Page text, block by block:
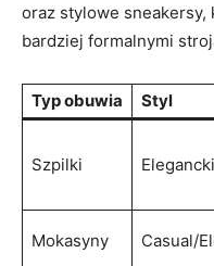
oraz stylowe sneakersy,
bardziej formalnymi
Typ obuwia Styl
Szpilki
Mokasyny Casual/